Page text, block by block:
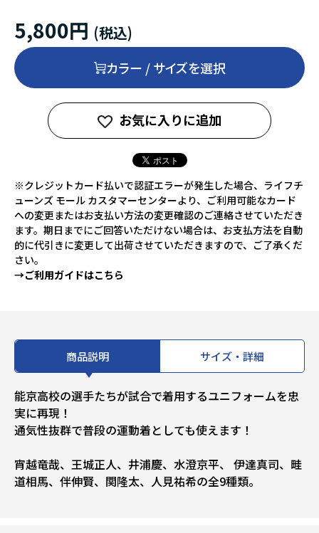
5,800円
カラー / サイズを選択
お気に入りに追加
※クレジットカード払いで認証エラーが発生した場合、ライフチ
ューンズ モール カスタマーセンターより、ご利用可能なカード
への変更またはお支払い方法の変更確認のご連絡させていただき
ます。期日までにご回答いただけない場合は、お支払方法を自動
的に代引きに変更して出荷させていただきますので、ご了承くだ
さい。
→ご利用ガイドはこちら
商品説明 サイズ・詳細
能京高校の選手たちが試合で着用するユニフォームを忠
実に再現！
通気性抜群で普段の運動着としても使えます！
宵越竜哉、王城正人、井浦慶、水澄京平、 伊達真司、畦
道相馬、伴伸賢、関隆太、人見祐希の全9種類。